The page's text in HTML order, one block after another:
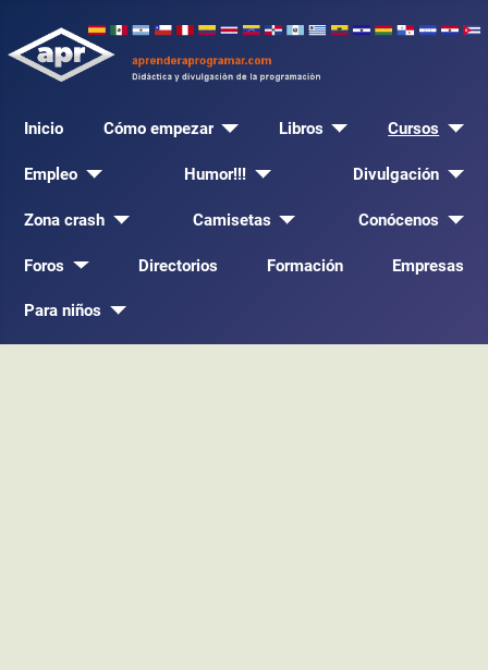
Inicio Cómo empezar Libros Cursos
Empleo Humor!!! Divulgación
Zona crash Camisetas Conócenos
Foros Directorios Formación Empresas
Para niños